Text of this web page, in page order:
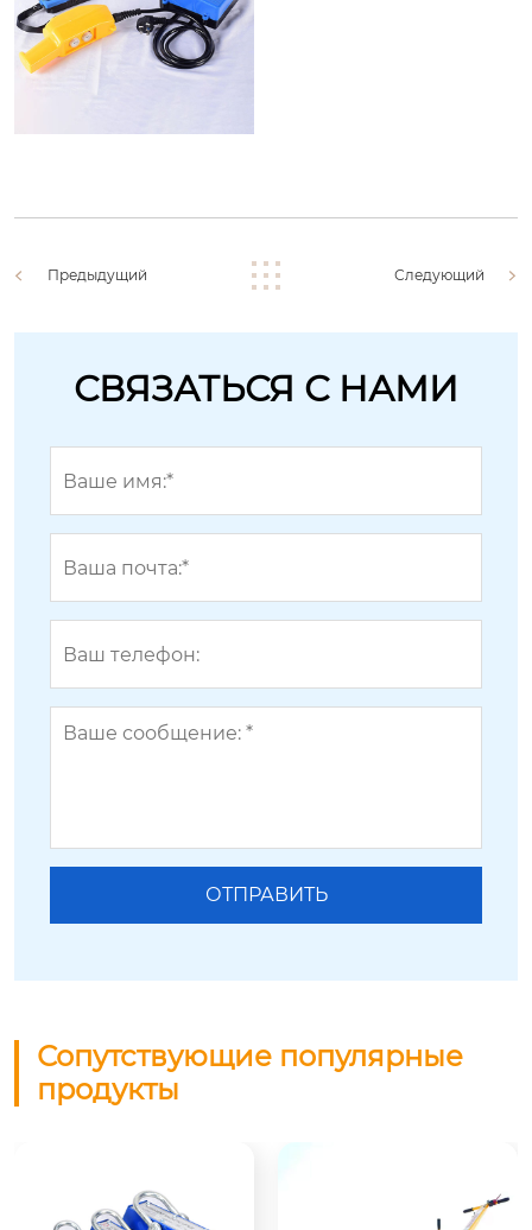
Предыдущий Следующий
СВЯЗАТЬСЯ С НАМИ
Сопутствующие популярные
продукты